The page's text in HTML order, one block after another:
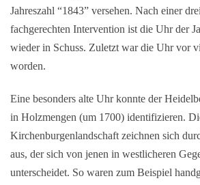
Jahreszahl “1843” versehen. Nach einer
fachgerechten Intervention ist die Uhr der
wieder in Schuss. Zuletzt war die Uhr vor
worden.
Eine besonders alte Uhr konnte der
in Holzmengen (um 1700) identifizieren.
Kirchenburgenlandschaft zeichnen sich
aus, der sich von jenen in westlicheren
unterscheidet. So waren zum Beispiel